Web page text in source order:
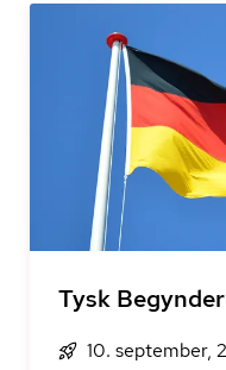
Tysk
10. september,